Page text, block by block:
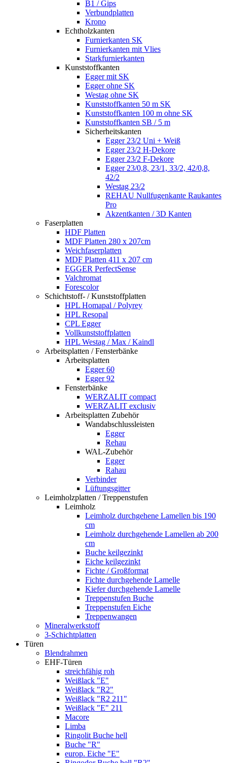
B1 / Gips
Verbundplatten
Krono
Echtholzkanten
Furnierkanten SK
Furnierkanten mit Vlies
Starkfurnierkanten
Kunststoffkanten
Egger mit SK
Egger ohne SK
Westag ohne SK
Kunststoffkanten 50 m SK
Kunststoffkanten 100 m ohne SK
Kunststoffkanten SB / 5 m
Sicherheitskanten
Egger 23/2 Uni + Weiß
Egger 23/2 H-Dekore
Egger 23/2 F-Dekore
Egger 23/0,8, 23/1, 33/2, 42/0,8,
42/2
Westag 23/2
REHAU Nullfugenkante Raukantes
Pro
Akzentkanten / 3D Kanten
Faserplatten
HDF Platten
MDF Platten 280 x 207cm
Weichfaserplatten
MDF Platten 411 x 207 cm
EGGER PerfectSense
Valchromat
Forescolor
Schichtstoff- / Kunststoffplatten
HPL Homapal / Polyrey
HPL Resopal
CPL Egger
Vollkunststoffplatten
HPL Westag / Max / Kaindl
Arbeitsplatten / Fensterbänke
Arbeitsplatten
Egger 60
Egger 92
Fensterbänke
WERZALIT compact
WERZALIT exclusiv
Arbeitsplatten Zubehör
Wandabschlussleisten
Egger
Rehau
WAL-Zubehör
Egger
Rahau
Verbinder
Lüftungsgitter
Leimholzplatten / Treppenstufen
Leimholz
Leimholz durchgehene Lamellen bis 190
cm
Leimholz durchgehende Lamellen ab 200
cm
Buche keilgezinkt
Eiche keilgezinkt
Fichte / Großformat
Fichte durchgehende Lamelle
Kiefer durchgehende Lamelle
Treppenstufen Buche
Treppenstufen Eiche
Treppenwangen
Mineralwerkstoff
3-Schichtplatten
Türen
Blendrahmen
EHF-Türen
streichfähig roh
Weißlack "E"
Weißlack "R2"
Weißlack "R2 211"
Weißlack "E" 211
Macore
Limba
Ringolit Buche hell
Buche "R"
europ. Eiche "E"